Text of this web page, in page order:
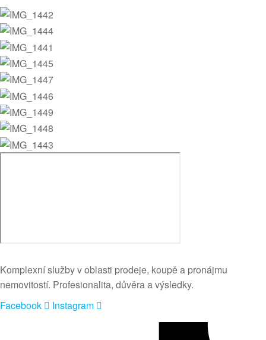
Komplexní služby v oblasti prodeje, koupě a pronájmu
nemovitostí. Profesionalita, důvěra a výsledky.
Facebook
Instagram